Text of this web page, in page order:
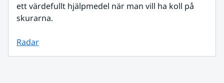
ett värdefullt hjälpmedel när man vill ha koll på
skurarna.
Radar